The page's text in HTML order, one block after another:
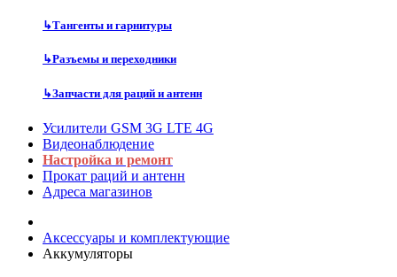
↳Тангенты и гарнитуры
↳Разъемы и переходники
↳Запчасти для раций и антенн
Усилители GSM 3G LTE 4G
Видеонаблюдение
Настройка и ремонт
Прокат раций и антенн
Адреса магазинов
Аксессуары и комплектующие
Аккумуляторы